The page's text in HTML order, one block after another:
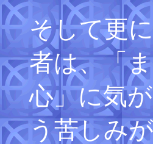
そして更
者は、「
心」に気
う苦しみ